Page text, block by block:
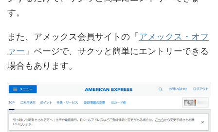
す。
また、アメックス会員サイトの「 アメックス・オフ
ァー 」ページで、サクッと簡単にエントリーできる
場合もあります。